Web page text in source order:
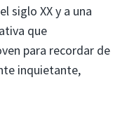
siglo XX y a una
que
para recordar de
inquietante,